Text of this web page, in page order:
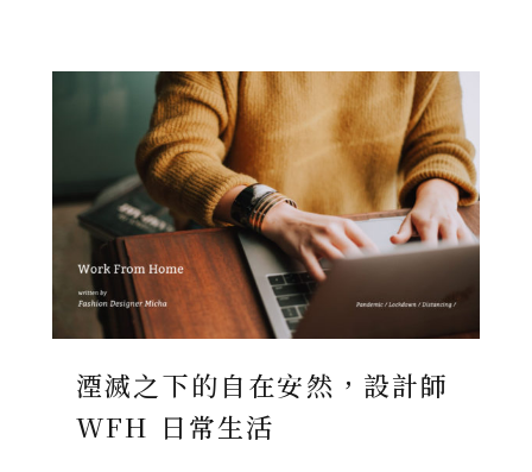
湮滅之下的自在安然，設計師
WFH 日常生活